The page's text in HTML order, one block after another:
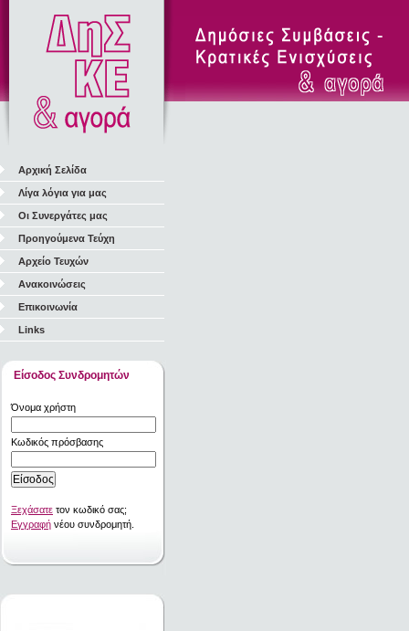
Αρχική Σελίδα
Λίγα λόγια για μας
Οι Συνεργάτες μας
Προηγούμενα Τεύχη
Αρχείο Τευχών
Ανακοινώσεις
Επικοινωνία
Links
Είσοδος Συνδρομητών
Όνομα χρήστη
Κωδικός πρόσβασης
Ξεχάσατε τον κωδικό σας;
Εγγραφή νέου συνδρομητή.